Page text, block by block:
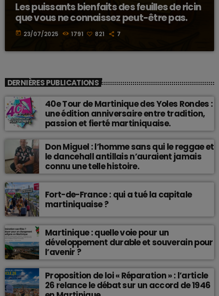
Les puissants bienfaits des feuilles de ricin
que vous ne connaissez peut-être pas.
today 23/07/2025 1791 821 7
DERNIÈRES PUBLICATIONS
40e Tour de Martinique des Yoles Rondes :
une édition anniversaire entre tradition,
passion et fierté martiniquaise.
Don Miguel : l’homme sans qui le reggae et
le dancehall antillais n’auraient jamais
connu une telle histoire.
Fort-de-France : qui a tué la capitale
martiniquaise ?
Martinique : quelle voie pour un
développement durable et souverain pour
l’avenir ?
Proposition de loi « Réparation » : l’article
26 relance le débat sur un accord de 1946